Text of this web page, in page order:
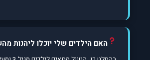
האם הילדים שלי יוכלו ליהנות